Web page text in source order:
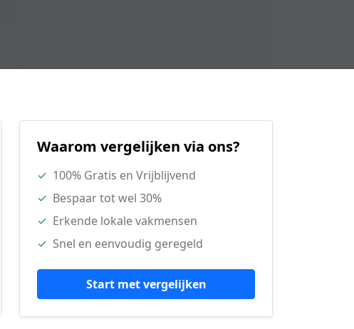
Waarom vergelijken via ons?
✓ 100% Gratis en Vrijblijvend
✓ Bespaar tot wel 30%
✓ Erkende lokale vakmensen
✓ Snel en eenvoudig geregeld
Start met vergelijken